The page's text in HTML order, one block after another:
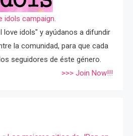
idols campaign.
love idols" y ayúdanos a difundir
la comunidad, para que cada
seguidores de éste género.
>>> Join Now!!!